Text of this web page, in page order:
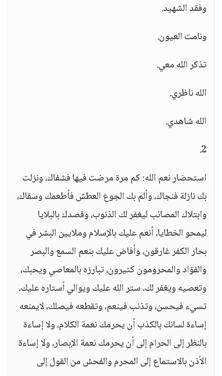
وفقد الشهيد.
ونامت العيون.
تذكر الله معي.
الله ناظري.
الله شاهدي.
2.
استحضار نعم الله: كم مرة مرضت فيها فشفاك، ونزلت
بك نازلة فنجاك، وألم بك الجوع العطش فأطعمك وسقاك،
وابتلاك المصائب ليغفر لك الذنوب، وقصدك بالبلايا
ليمحو الخطايا، أنعم عليك بالإسلام وملايين البشر في
بحار الكفر غارقون، وأفاض عليك بنعم السمع والبصر
والفؤاد والمحرومون كثيرون، تبارزه بالمعاصي ويحبك،
وتعصيه ويغفر لك، ستر الله عليك ويوالي أستاره عليك،
تسيء فيحسن، وتذنب فينعم، وتقطعه فيصلك، لايمنعه
إساءة لسانك بالكذب أن يحرمك نعمة الكلام، ولا إساءة
بالنظر إلى الحرام إلى أن يحرمك نعمة الإبصار، ولا إساءة
الأذن بالاستماع إلى المحرم والفحش من القول إلى